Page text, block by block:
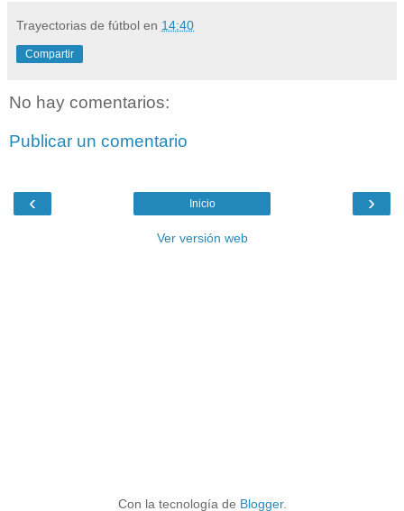
Trayectorias de fútbol en 14:40
Compartir
No hay comentarios:
Publicar un comentario
‹ ›
Inicio
Ver versión web
Con la tecnología de Blogger.